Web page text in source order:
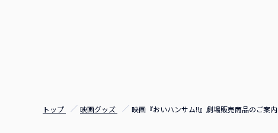
トップ 映画グッズ 映画『おいハンサム!!』劇場販売商品のご案内